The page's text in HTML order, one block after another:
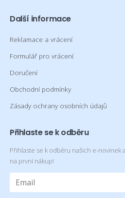
Další informace
Reklamace a vrácení
Formulář pro vrácení
Doručení
Obchodní podmínky
Zásady ochrany osobních údajů
Přihlaste se k odběru
Přihlaste se k odběru našich e-novinek
na první nákup!